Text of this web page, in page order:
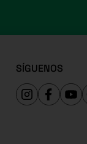
SÍGUENOS